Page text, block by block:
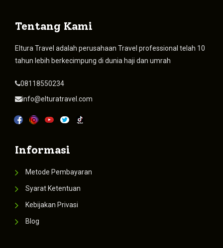
Tentang Kami
Eltura Travel adalah perusahaan Travel professional telah 10
tahun lebih berkecimpung di dunia haji dan umrah
08118550234
info@elturatravel.com
Informasi
Metode Pembayaran
Syarat Ketentuan
Kebijakan Privasi
Blog